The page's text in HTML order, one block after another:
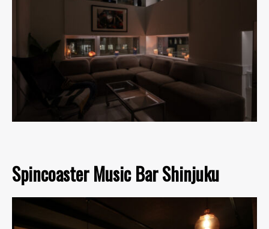
Spincoaster Music Bar Shinjuku